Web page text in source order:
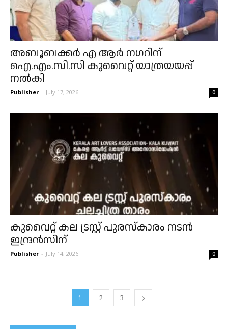
അബൂബക്കർ എ ആർ നഗറിന്
ഐ.എം.സി.സി കുവൈറ്റ് യാത്രയയപ്പ്
നൽകി
Publisher - July 17, 2026 0
കുവൈറ്റ് കല ട്രസ്റ്റ് പുരസ്‌കാരം നടൻ
ഇന്ദ്രൻസിന്
Publisher - July 14, 2026 0
1 2 3